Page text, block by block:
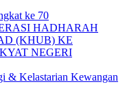
ke 70
HADHARAH
(KHUB) KE
NEGERI
& Kelastarian Kewangan